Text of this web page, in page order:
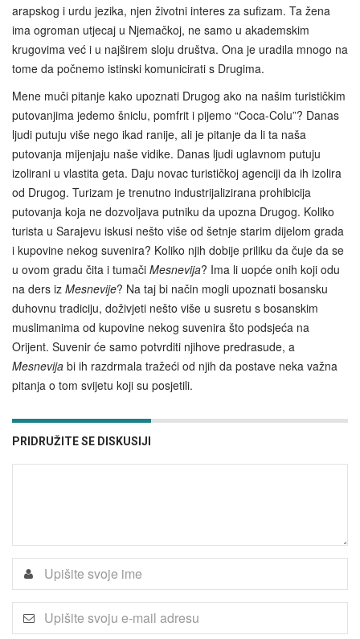
arapskog i urdu jezika, njen životni interes za sufizam. Ta žena
ima ogroman utjecaj u Njemačkoj, ne samo u akademskim
krugovima već i u najširem sloju društva. Ona je uradila mnogo na
tome da počnemo istinski komunicirati s Drugima.
Mene muči pitanje kako upoznati Drugog ako na našim turističkim
putovanjima jedemo šniclu, pomfrit i pijemo “Coca-Colu”? Danas
ljudi putuju više nego ikad ranije, ali je pitanje da li ta naša
putovanja mijenjaju naše vidike. Danas ljudi uglavnom putuju
izolirani u vlastita geta. Daju novac turističkoj agenciji da ih izolira
od Drugog. Turizam je trenutno industrijalizirana prohibicija
putovanja koja ne dozvoljava putniku da upozna Drugog. Koliko
turista u Sarajevu iskusi nešto više od šetnje starim dijelom grada
i kupovine nekog suvenira? Koliko njih dobije priliku da čuje da se
u ovom gradu čita i tumači Mesnevija? Ima li uopće onih koji odu
na ders iz Mesnevije? Na taj bi način mogli upoznati bosansku
duhovnu tradiciju, doživjeti nešto više u susretu s bosanskim
muslimanima od kupovine nekog suvenira što podsjeća na
Orijent. Suvenir će samo potvrditi njihove predrasude, a
Mesnevija bi ih razdrmala tražeći od njih da postave neka važna
pitanja o tom svijetu koji su posjetili.
PRIDRUŽITE SE DISKUSIJI